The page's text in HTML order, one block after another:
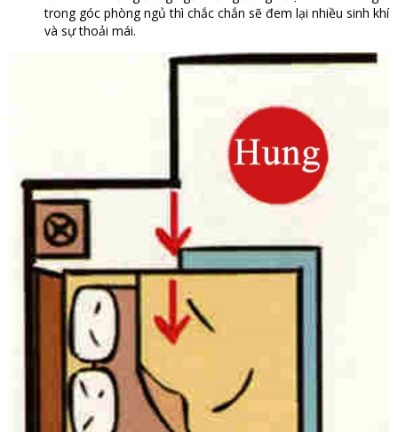
trong góc phòng ngủ thì chắc chắn sẽ đem lại nhiều sinh khí
và sự thoải mái.